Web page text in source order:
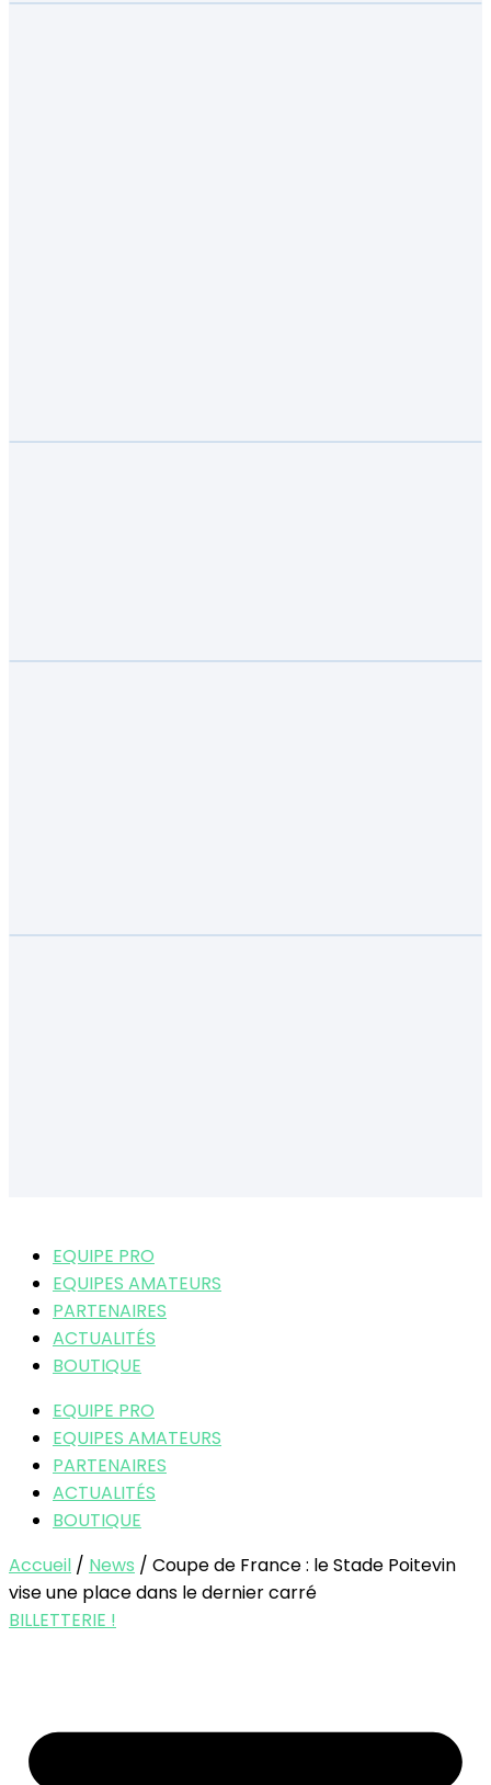
EQUIPE PRO
EQUIPES AMATEURS
PARTENAIRES
ACTUALITÉS
BOUTIQUE
EQUIPE PRO
EQUIPES AMATEURS
PARTENAIRES
ACTUALITÉS
BOUTIQUE
Accueil / News / Coupe de France : le Stade Poitevin
vise une place dans le dernier carré
BILLETTERIE !